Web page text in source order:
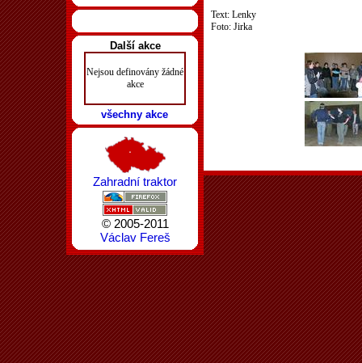
Text: Lenky
Foto: Jirka
Další akce
Nejsou definovány žádné
akce
všechny akce
Zahradní traktor
© 2005-2011
Václav Fereš